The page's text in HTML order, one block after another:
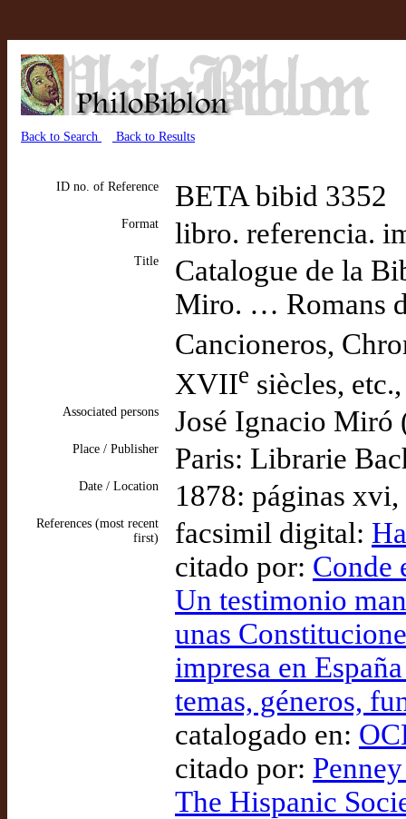
Back to Search Back to Results
ID no. of Reference BETA bibid 3352
Format libro. referencia.
Title
Catalogue de la
Miro. … Romans
Cancioneros,
XVIIe siècles,
Associated persons José Ignacio Miró
Place / Publisher Paris: Librarie
Date / Location 1878: páginas xvi,
References (most recent
first)
facsimil digital:
citado por: Conde
Un testimonio
unas
impresa en
temas, géneros,
catalogado en:
citado por:
The Hispanic